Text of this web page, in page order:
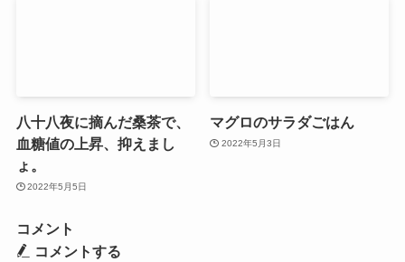
八十八夜に摘んだ桑茶で、
血糖値の上昇、抑えまし
ょ。
2022年5月5日
マグロのサラダごはん
2022年5月3日
コメント
コメントする